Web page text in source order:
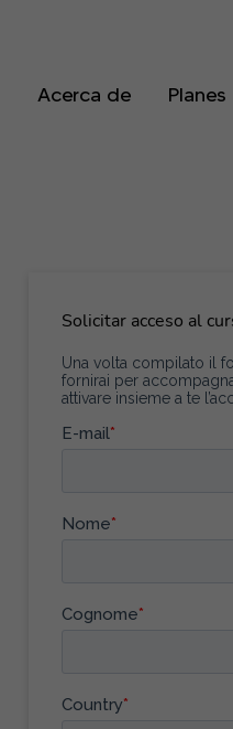
Acerca de Planes
Solicitar acceso al